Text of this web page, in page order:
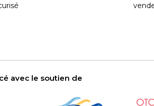
avec le soutien de